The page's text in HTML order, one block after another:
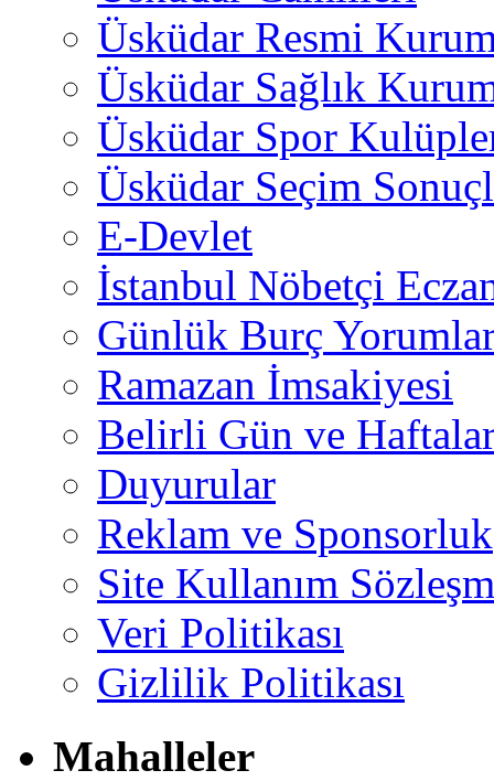
Üsküdar Resmi
Üsküdar Sağlık
Üsküdar Spor
Üsküdar Seçim
E-Devlet
İstanbul Nöbetçi
Günlük Burç
Ramazan İmsakiyesi
Belirli Gün ve
Duyurular
Reklam ve Sponsorluk
Site Kullanım
Veri Politikası
Gizlilik Politikası
Mahalleler